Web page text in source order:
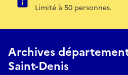
Limité à 50 personnes.
Archives
Saint-Denis